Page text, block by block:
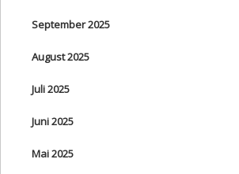
September 2025
August 2025
Juli 2025
Juni 2025
Mai 2025